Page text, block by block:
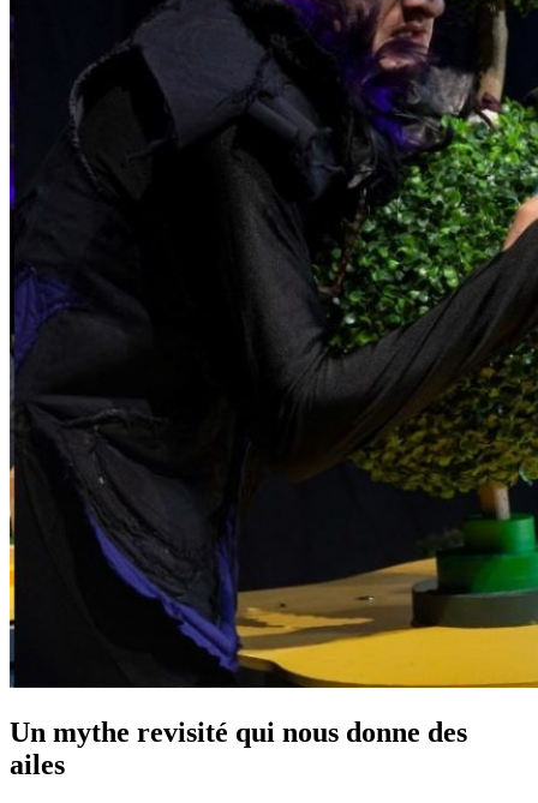
Un mythe revisité qui nous donne des
ailes